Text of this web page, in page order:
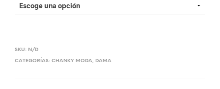
SKU: N/D
CATEGORÍAS: CHANKY MODA, DAMA